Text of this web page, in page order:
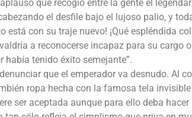
que recogió entre la gente el
el desfile bajo el lujoso palio, y
está con su traje nuevo! ¡Qué espléndida
a reconocerse incapaz para su cargo
había tenido éxito semejante”.
que el emperador va desnudo. Al
ropa hecha con la famosa tela
ser aceptada aunque para ello deba